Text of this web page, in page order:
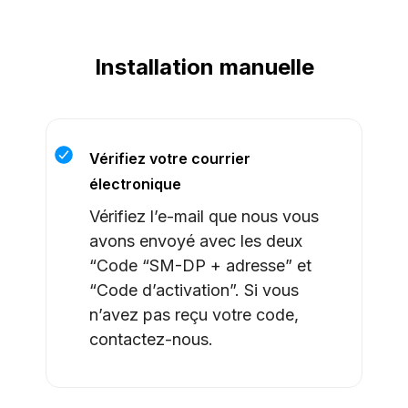
Installation manuelle
Vérifiez votre courrier
électronique
Vérifiez l’e-mail que nous vous
avons envoyé avec les deux
“Code “SM-DP + adresse” et
“Code d’activation”. Si vous
n’avez pas reçu votre code,
contactez-nous.